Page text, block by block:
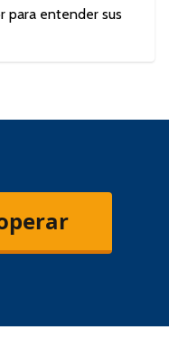
para entender sus